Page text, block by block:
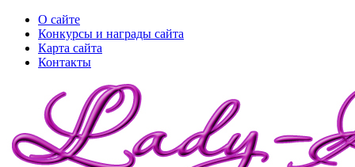
О сайте
Конкурсы и награды сайта
Карта сайта
Контакты